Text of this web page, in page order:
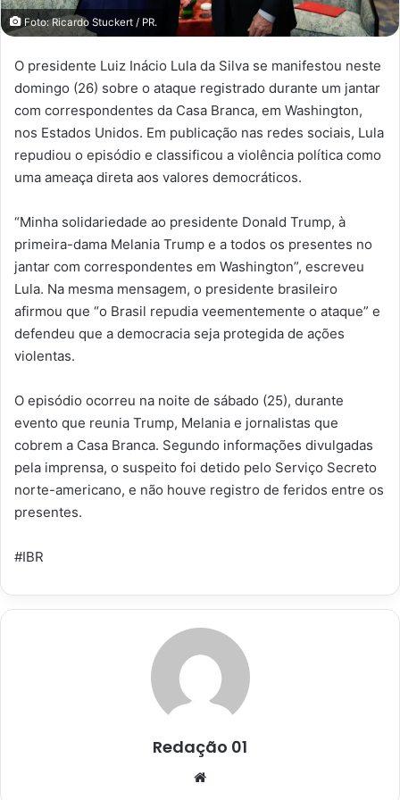
Foto: Ricardo Stuckert / PR.
O presidente Luiz Inácio Lula da Silva se manifestou neste
domingo (26) sobre o ataque registrado durante um jantar
com correspondentes da Casa Branca, em Washington,
nos Estados Unidos. Em publicação nas redes sociais, Lula
repudiou o episódio e classificou a violência política como
uma ameaça direta aos valores democráticos.
“Minha solidariedade ao presidente Donald Trump, à
primeira-dama Melania Trump e a todos os presentes no
jantar com correspondentes em Washington”, escreveu
Lula. Na mesma mensagem, o presidente brasileiro
afirmou que “o Brasil repudia veementemente o ataque” e
defendeu que a democracia seja protegida de ações
violentas.
O episódio ocorreu na noite de sábado (25), durante
evento que reunia Trump, Melania e jornalistas que
cobrem a Casa Branca. Segundo informações divulgadas
pela imprensa, o suspeito foi detido pelo Serviço Secreto
norte-americano, e não houve registro de feridos entre os
presentes.
#IBR
Redação 01